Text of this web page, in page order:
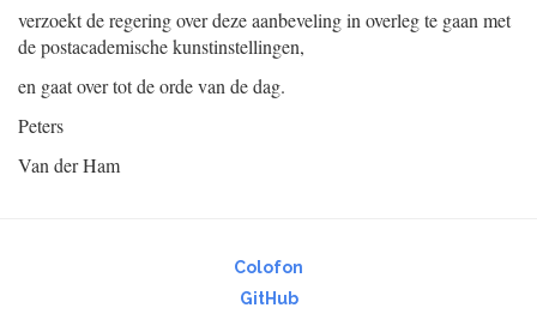
verzoekt de regering over deze aanbeveling in overleg te gaan met
de postacademische kunstinstellingen,
en gaat over tot de orde van de dag.
Peters
Van der Ham
Colofon
GitHub